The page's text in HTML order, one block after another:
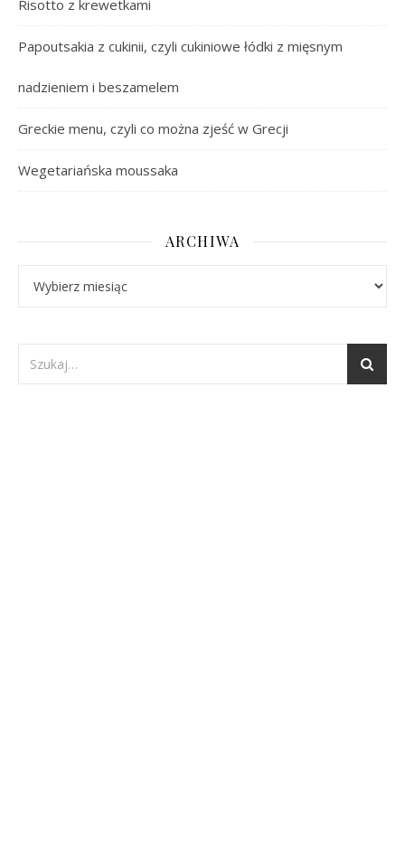
Risotto z krewetkami
Papoutsakia z cukinii, czyli cukiniowe łódki z mięsnym
nadzieniem i beszamelem
Greckie menu, czyli co można zjeść w Grecji
Wegetariańska moussaka
ARCHIWA